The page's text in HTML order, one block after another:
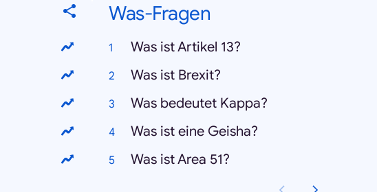
Was-Fragen
Was ist Artikel 13?
Was ist Brexit?
Was bedeutet Kappa?
Was ist eine Geisha?
Was ist Area 51?